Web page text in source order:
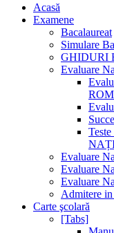
Acasă
Examene
Bacalaureat
Simulare
GHIDURI
Evaluare
Evaluare
Evaluare
Evaluare
Admitere
Carte şcolară
[Tabs]